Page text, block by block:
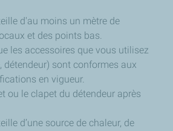
d'au moins un mètre de
et des points bas.
les accessoires que vous utilisez
détendeur) sont conformes aux
en vigueur.
ou le clapet du détendeur après
d’une source de chaleur, de